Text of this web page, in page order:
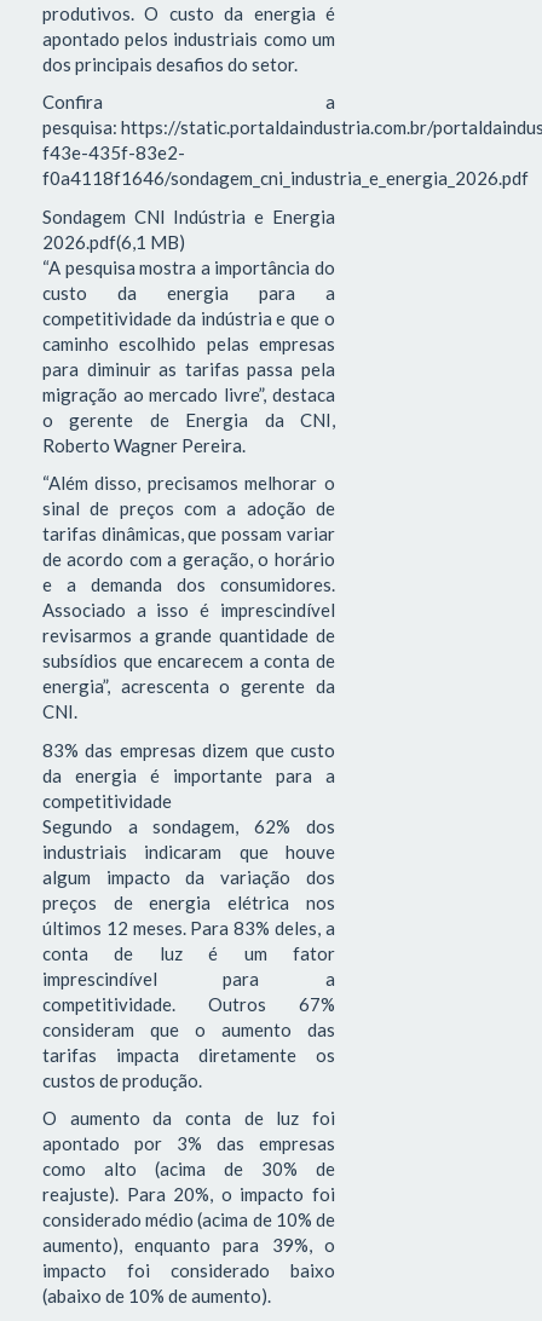
produtivos. O custo da energia é
apontado pelos industriais como um
dos principais desafios do setor.
Confira a
pesquisa: https://static.portaldaindustria.com.br/
f43e-435f-83e2-
f0a4118f1646/sondagem_cni_industria_e_energia_2026.pdf
Sondagem CNI Indústria e Energia
2026.pdf(6,1 MB)
“A pesquisa mostra a importância do
custo da energia para a
competitividade da indústria e que o
caminho escolhido pelas empresas
para diminuir as tarifas passa pela
migração ao mercado livre”, destaca
o gerente de Energia da CNI,
Roberto Wagner Pereira.
“Além disso, precisamos melhorar o
sinal de preços com a adoção de
tarifas dinâmicas, que possam variar
de acordo com a geração, o horário
e a demanda dos consumidores.
Associado a isso é imprescindível
revisarmos a grande quantidade de
subsídios que encarecem a conta de
energia”, acrescenta o gerente da
CNI.
83% das empresas dizem que custo
da energia é importante para a
competitividade
Segundo a sondagem, 62% dos
industriais indicaram que houve
algum impacto da variação dos
preços de energia elétrica nos
últimos 12 meses. Para 83% deles, a
conta de luz é um fator
imprescindível para a
competitividade. Outros 67%
consideram que o aumento das
tarifas impacta diretamente os
custos de produção.
O aumento da conta de luz foi
apontado por 3% das empresas
como alto (acima de 30% de
reajuste). Para 20%, o impacto foi
considerado médio (acima de 10% de
aumento), enquanto para 39%, o
impacto foi considerado baixo
(abaixo de 10% de aumento).